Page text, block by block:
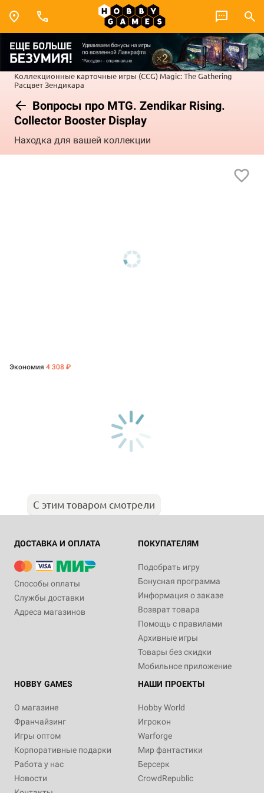
Коллекционные карточные игры (CCG) Magic: The Gathering
Расцвет Зендикара
Вопросы про MTG. Zendikar Rising.
Collector Booster Display
Находка для вашей коллекции
Экономия 4 308 ₽
С этим товаром смотрели
ДОСТАВКА И ОПЛАТА
Способы оплаты
Службы доставки
Адреса магазинов
ПОКУПАТЕЛЯМ
Подобрать игру
Бонусная программа
Информация о заказе
Возврат товара
Помощь с правилами
Архивные игры
Товары без скидки
Мобильное приложение
HOBBY GAMES
О магазине
Франчайзинг
Игры оптом
Корпоративные подарки
Работа у нас
Новости
НАШИ ПРОЕКТЫ
Hobby World
Игрокон
Warforge
Мир фантастики
Берсерк
CrowdRepublic